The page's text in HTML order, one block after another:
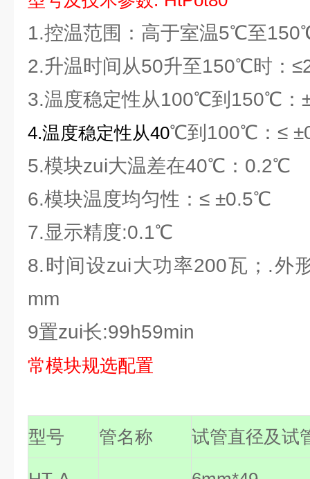
1.控温范围：高于室温5℃至
2.升温时间从50升至150℃时：
3.温度稳定性从100℃到150℃
4.温度稳定性从40℃到100℃：≤
5.模块zui大温差在40℃：0.2℃
6.模块温度均匀性：≤ ±0.5℃
7.显示精度:0.1℃
8.时间设zui大功率200瓦；.外
mm
9置zui长:99h59min
常模块规选配置
型号 管名称 试管直径及试